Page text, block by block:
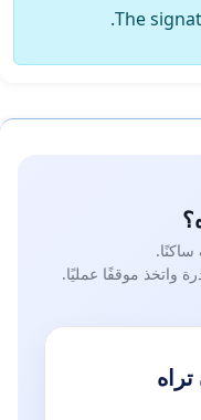
The
ساكنًا.
واتخذ موقفًا عمليًا.